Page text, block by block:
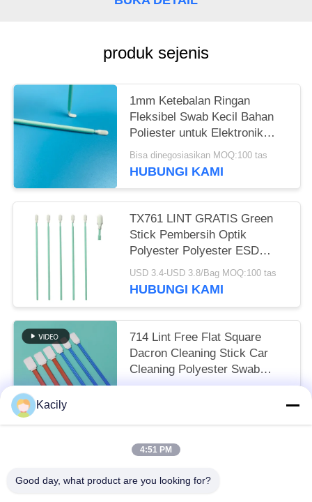
produk sejenis
1mm Ketebalan Ringan
Fleksibel Swab Kecil Bahan
Poliester untuk Elektronik
Bersih
Bisa dinegosiasikan MOQ:100 tas
HUBUNGI KAMI
TX761 LINT GRATIS Green
Stick Pembersih Optik
Polyester Polyester ESD
Cleanroom Swab
USD 3.4-USD 3.8/Bag MOQ:100 tas
HUBUNGI KAMI
714 Lint Free Flat Square
Dacron Cleaning Stick Car
Cleaning Polyester Swab
untuk Cleanroom
Kacily
4:51 PM
Good day, what product are you looking for?